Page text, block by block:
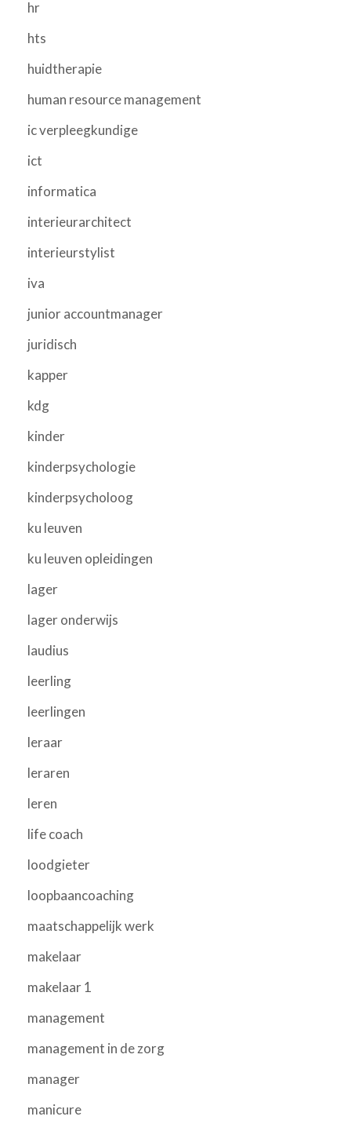
hr
hts
huidtherapie
human resource management
ic verpleegkundige
ict
informatica
interieurarchitect
interieurstylist
iva
junior accountmanager
juridisch
kapper
kdg
kinder
kinderpsychologie
kinderpsycholoog
ku leuven
ku leuven opleidingen
lager
lager onderwijs
laudius
leerling
leerlingen
leraar
leraren
leren
life coach
loodgieter
loopbaancoaching
maatschappelijk werk
makelaar
makelaar 1
management
management in de zorg
manager
manicure